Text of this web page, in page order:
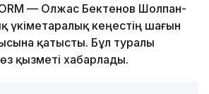
— Олжас Бектенов Шолпан-
үкіметаралық кеңестің шағын
қатысты. Бұл туралы
қызметі хабарлады.